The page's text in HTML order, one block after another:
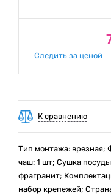
Следить за ценой
К сравнению
Тип монтажа: врезная;
чаш: 1 шт; Сушка
фрагранит;
набор крепежей;